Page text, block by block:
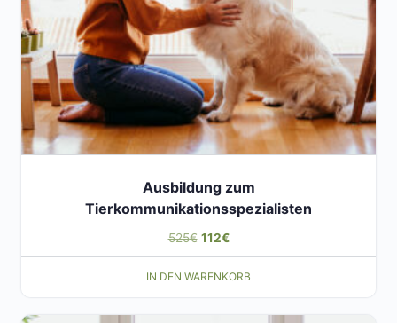
Ausbildung zum
Tierkommunikationsspezialisten
525€ Ursprünglicher
Preis
war:
112€Aktueller
Preis
ist:
IN DEN WARENKORB